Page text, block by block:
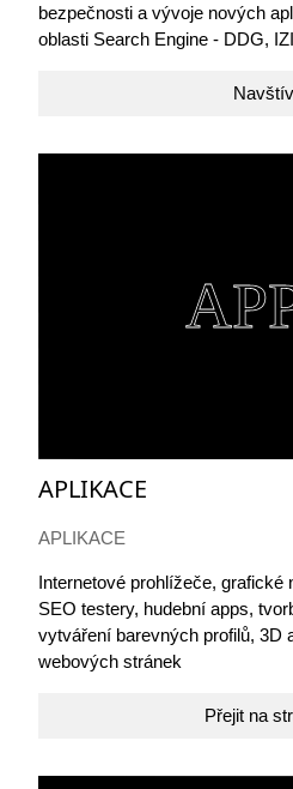
bezpečnosti a vývoje nových
oblasti Search Engine - DDG,
APLIKACE
APLIKACE
Internetové prohlížeče, grafické
SEO testery, hudební apps,
vytváření barevných profilů, 3D
webových stránek
Přejit na